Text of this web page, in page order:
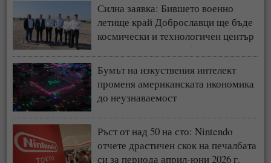
Силна заявка: Бившето военно
летище край Доброславци ще бъде
космически и технологичен център
(СНИМКИ + ВИДЕО)
Бумът на изкуствения интелект
променя американската икономика
до неузнаваемост
Ръст от над 50 на сто: Nintendo
отчете драстичен скок на печалбата
си за периода април-юни 2026 г.